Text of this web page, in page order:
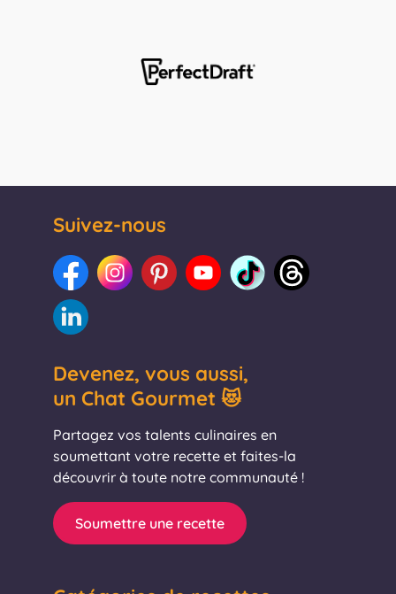
Suivez-nous
Devenez, vous aussi,
un Chat Gourmet 😻
Partagez vos talents culinaires en
soumettant votre recette et faites-la
découvrir à toute notre communauté !
Soumettre une recette